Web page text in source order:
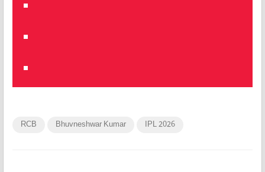
RCB Bhuvneshwar Kumar IPL 2026